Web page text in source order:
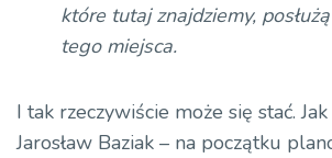
które tutaj znajdziemy,
tego miejsca.
I tak rzeczywiście może się stać.
Jarosław Baziak – na początku